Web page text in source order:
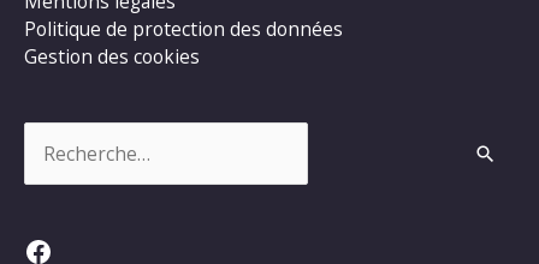
Politique de protection des données
Gestion des cookies
Facebook